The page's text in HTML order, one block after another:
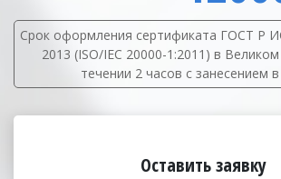
Срок оформления сертификата ГОСТ Р
2013 (ISO/IEC 20000-1:2011) в
течении 2 часов с занесением
Оставить заявку